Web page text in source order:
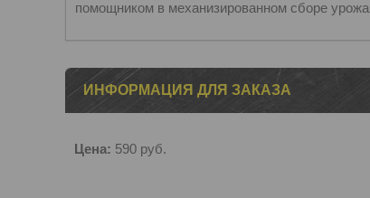
помощником в механизированном сборе
ИНФОРМАЦИЯ ДЛЯ ЗАКАЗА
Цена: 590 руб.